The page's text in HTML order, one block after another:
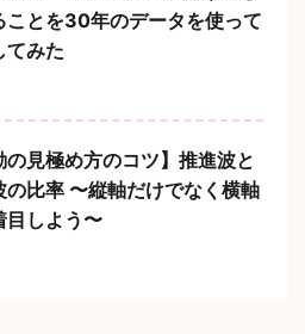
ことを30年のデータを使って
てみた
の見極め方のコツ】推進波と
の比率 〜縦軸だけでなく横軸
目しよう〜